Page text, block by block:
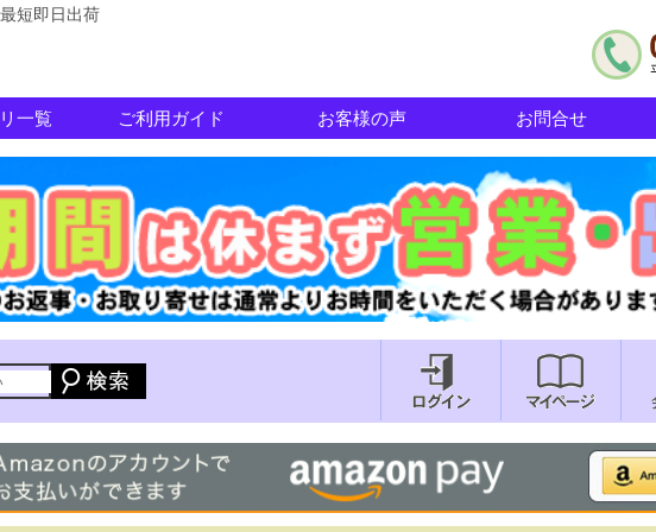
短即日出荷
一覧 ご利用ガイド お客様の声 お問合せ